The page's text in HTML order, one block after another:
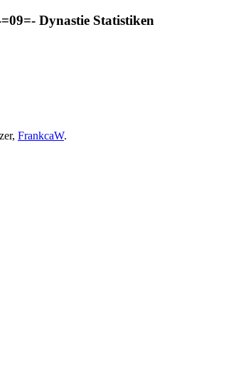
Dynastie Statistiken
FrankcaW.